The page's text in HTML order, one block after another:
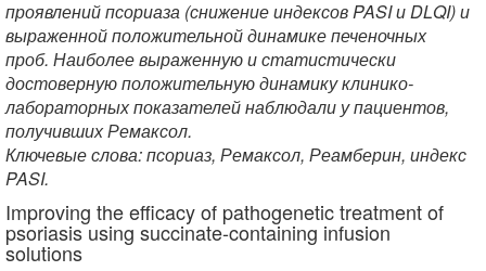
проявлений псориаза (снижение индексов PASI и DLQI) и
выраженной положительной динамике печеночных
проб. Наиболее выраженную и статистически
достоверную положительную динамику клинико-
лабораторных показателей наблюдали у пациентов,
получивших Ремаксол.
Ключевые слова: псориаз, Ремаксол, Реамберин, индекс
PASI.
Improving the efficacy of pathogenetic treatment of
psoriasis using succinate-containing infusion
solutions